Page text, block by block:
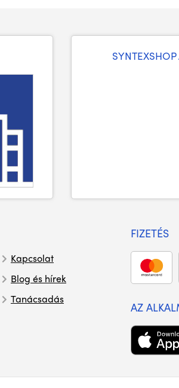
Kapcsolat
Blog és hírek
Tanácsadás
FIZETÉS
AZ